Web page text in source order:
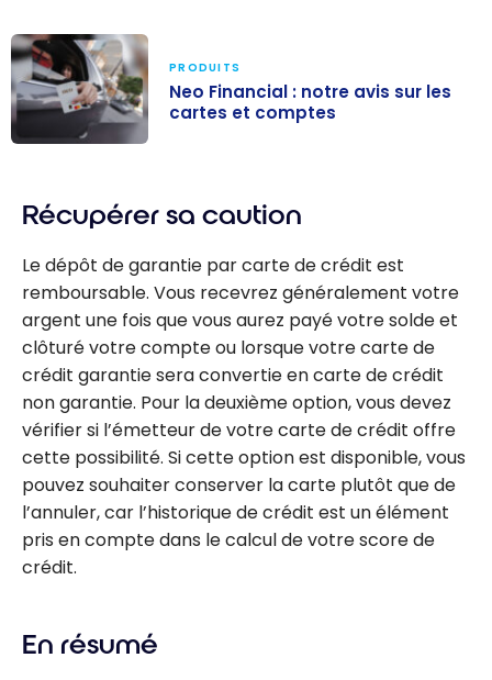
les cartes et
PRODUITS
Neo Financial : notre avis sur les
cartes et comptes
Récupérer sa caution
Le dépôt de garantie par carte de crédit est
remboursable. Vous recevrez généralement votre
argent une fois que vous aurez payé votre solde et
clôturé votre compte ou lorsque votre carte de
crédit garantie sera convertie en carte de crédit
non garantie. Pour la deuxième option, vous devez
vérifier si l’émetteur de votre carte de crédit offre
cette possibilité. Si cette option est disponible, vous
pouvez souhaiter conserver la carte plutôt que de
l’annuler, car l’historique de crédit est un élément
pris en compte dans le calcul de votre score de
crédit.
En résumé